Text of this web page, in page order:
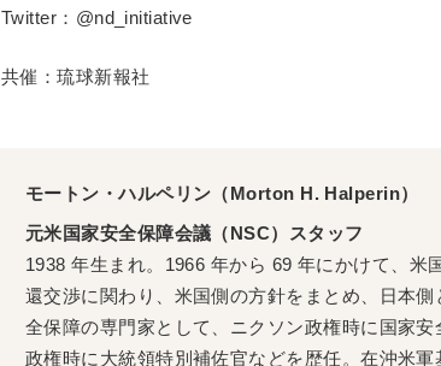
Twitter：@nd_initiative
共催：琉球新報社
モートン・ハルペリン（Morton H. Halperin）
元米国家安全保障会議（NSC）スタッフ
1938 年生まれ。1966 年から 69 年にかけて、米
還交渉に関わり、米国側の方針をまとめ、日本
全保障の専門家として、ニクソン政権時に国家
政権時に大統領特別補佐官などを歴任。在沖米